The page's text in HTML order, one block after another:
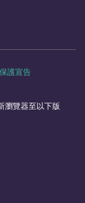
護宣告
瀏覽器至以下版